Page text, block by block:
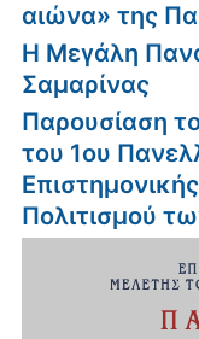
αιώνα» της
Η Μεγάλη
Σαμαρίνας
Παρουσίαση
του 1ου
Πολιτισμού